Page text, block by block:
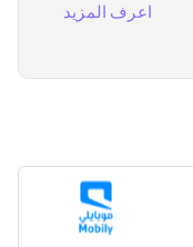
اعرف المزيد